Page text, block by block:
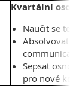
Kvartální
Naučit se
Absolvovat
Sepsat
pro nové